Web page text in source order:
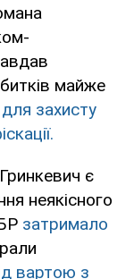
майже
для захисту
є
неякісного
затримало
вартою з